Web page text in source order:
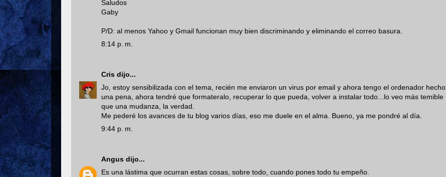
Saludos
Gaby
P/D: al menos Yahoo y Gmail funcionan muy bien discriminando y eliminando el correo basura.
8:14 p. m.
Cris dijo...
Jo, estoy sensibilizada con el tema, recién me enviaron un virus por email y ahora tengo el ordenador hecho
una pena, ahora tendré que formateralo, recuperar lo que pueda, volver a instalar todo...lo veo más temible
que una mudanza, la verdad.
Me pederé los avances de tu blog varios días, eso me duele en el alma. Bueno, ya me pondré al día.
9:44 p. m.
Angus dijo...
Es una lástima que ocurran estas cosas, sobre todo, cuando pones todo tu empeño.